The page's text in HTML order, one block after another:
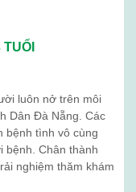
luôn nở trên môi
Dân Đà Nẵng. Các
bệnh tình vô cùng
bệnh. Chân thành
nghiệm thăm khám